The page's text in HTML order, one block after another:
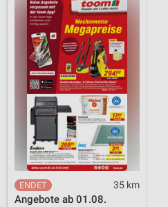
35 km
Angebote ab 01.08.